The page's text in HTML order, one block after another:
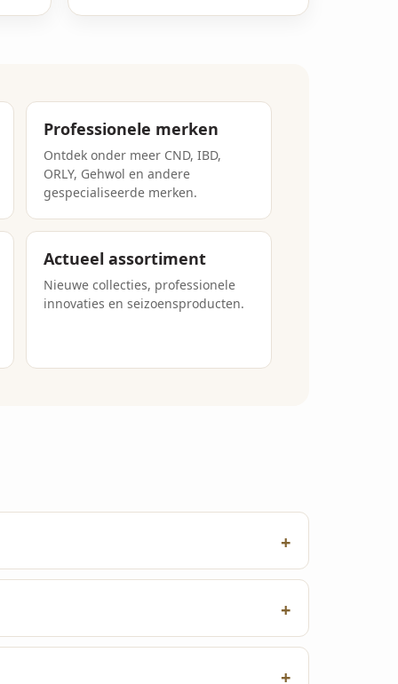
Professionele merken
Ontdek onder meer CND, IBD,
ORLY, Gehwol en andere
gespecialiseerde merken.
Actueel assortiment
Nieuwe collecties, professionele
innovaties en seizoensproducten.